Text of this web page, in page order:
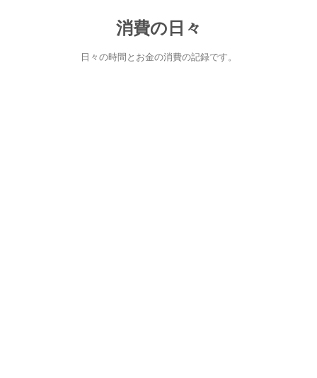
消費の日々
日々の時間とお金の消費の記録です。